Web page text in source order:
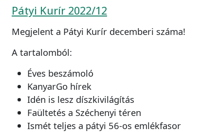
Pátyi Kurír 2022/12
Megjelent a Pátyi Kurír decemberi száma!
A tartalomból:
Éves beszámoló
KanyarGo hírek
Idén is lesz díszkivilágítás
Faültetés a Széchenyi téren
Ismét teljes a pátyi 56-os emlékfasor